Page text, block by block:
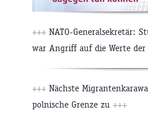
+++ NATO-Generalsekretär:
war Angriff auf die Werte der
+++ Nächste
polnische Grenze zu +++